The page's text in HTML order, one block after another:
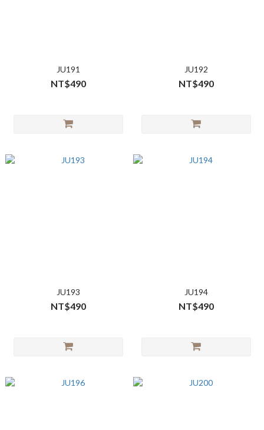
JU191
NT$490
JU192
NT$490
JU193
NT$490
JU194
NT$490